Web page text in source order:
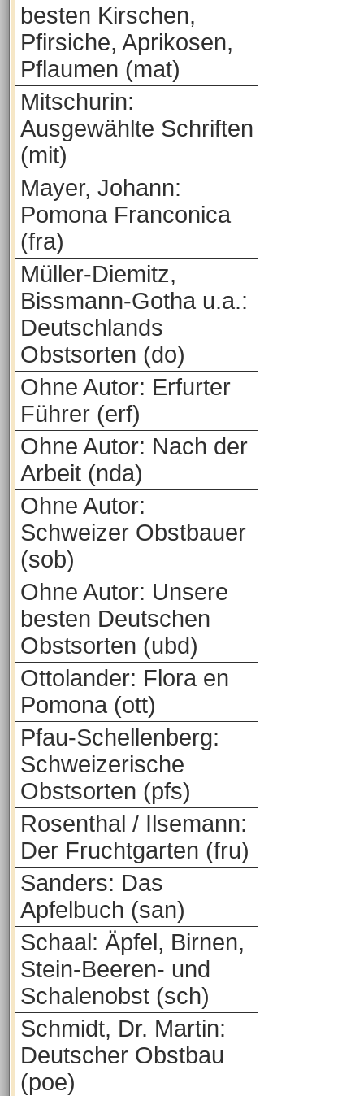
besten Kirschen,
Pfirsiche, Aprikosen,
Pflaumen (mat)
Mitschurin:
Ausgewählte Schriften
(mit)
Mayer, Johann:
Pomona Franconica
(fra)
Müller-Diemitz,
Bissmann-Gotha u.a.:
Deutschlands
Obstsorten (do)
Ohne Autor: Erfurter
Führer (erf)
Ohne Autor: Nach der
Arbeit (nda)
Ohne Autor:
Schweizer Obstbauer
(sob)
Ohne Autor: Unsere
besten Deutschen
Obstsorten (ubd)
Ottolander: Flora en
Pomona (ott)
Pfau-Schellenberg:
Schweizerische
Obstsorten (pfs)
Rosenthal / Ilsemann:
Der Fruchtgarten (fru)
Sanders: Das
Apfelbuch (san)
Schaal: Äpfel, Birnen,
Stein-Beeren- und
Schalenobst (sch)
Schmidt, Dr. Martin:
Deutscher Obstbau
(poe)